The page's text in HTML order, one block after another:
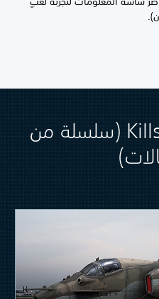
5. عودة Killstreaks (سلسلة من